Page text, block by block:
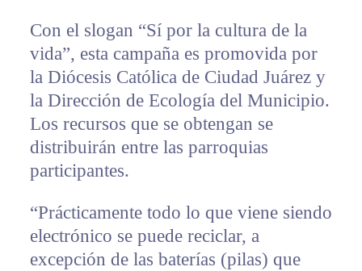
Con el slogan “Sí por la cultura de la
vida”, esta campaña es promovida por
la Diócesis Católica de Ciudad Juárez y
la Dirección de Ecología del Municipio.
Los recursos que se obtengan se
distribuirán entre las parroquias
participantes.
“Prácticamente todo lo que viene siendo
electrónico se puede reciclar, a
excepción de las baterías (pilas) que